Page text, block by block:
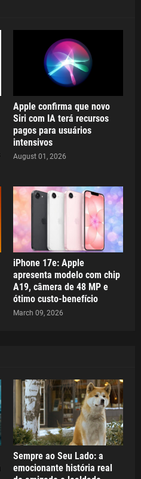
Apple confirma que novo
Siri com IA terá recursos
pagos para usuários
intensivos
August 01, 2026
iPhone 17e: Apple
apresenta modelo com chip
A19, câmera de 48 MP e
ótimo custo-benefício
March 09, 2026
Sempre ao Seu Lado: a
emocionante história real